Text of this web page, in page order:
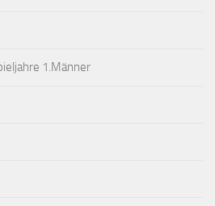
1.Männer